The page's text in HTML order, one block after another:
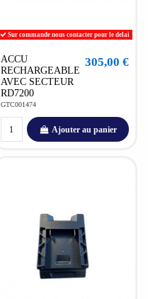
Sur commande nous contacter pour le delai
ACCU
RECHARGEABLE
AVEC SECTEUR
RD7200
GTC001474
305,00 €
Ajouter au panier